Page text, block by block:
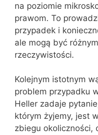
na poziomie
prawom. To
przypadek i
ale mogą być
rzeczywistości.
Kolejnym istotnym
problem przypadku
Heller zadaje
którym żyjemy, jest
zbiegu okoliczności,